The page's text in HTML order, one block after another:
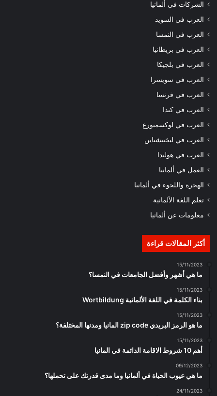
الشركات في ألمانيا
العرب في السويد
العرب في النمسا
العرب في بريطانيا
العرب في بلجيكا
العرب في سويسرا
العرب في فرنسا
العرب في كندا
العرب في لوكسمبورغ
العرب في ليختنشتاين
العرب في هولندا
العمل في ألمانيا
الهجرة واللجوء في ألمانيا
تعلم اللغة الألمانية
معلومات عن ألمانيا
أكثر المقالات قراءة
15/11/2023
ما هي أشهر وأفضل الجامعات في النمسا؟
15/11/2023
بناء الكلمة في اللغة الألمانية Wortbildung
15/11/2023
ما هو الرمز البريدي zip code المانيا ومدنها المختلفة؟
15/11/2023
أهم 10 شروط الاقامة الدائمة في المانيا
09/12/2023
ما هي عيوب الحياة في ألمانيا وما مدى قدرتك على تحملها؟
24/11/2023